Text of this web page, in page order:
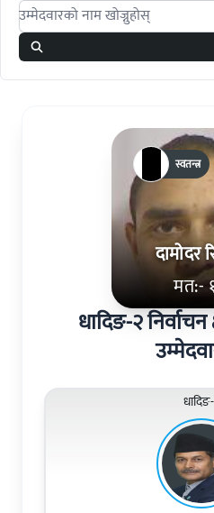
Search candidates
दामोदर
मत:-
स्वतन्त्र
धादिङ-२ निर्वाचन